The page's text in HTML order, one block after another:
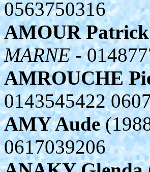
0563750316
AMOUR Patrick
MARNE-
AMROUCHE
0143545422
AMY Aude
0617039206